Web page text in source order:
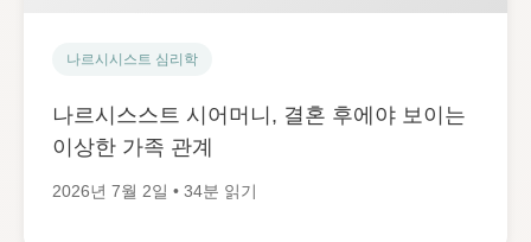
나르시시스트 심리학
나르시스스트 시어머니, 결혼 후에야 보이는
이상한 가족 관계
2026년 7월 2일 • 34분 읽기